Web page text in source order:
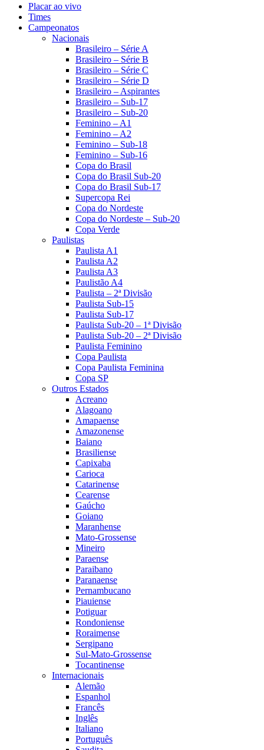
Placar ao vivo
Times
Campeonatos
Nacionais
Brasileiro – Série A
Brasileiro – Série B
Brasileiro – Série C
Brasileiro – Série D
Brasileiro – Aspirantes
Brasileiro – Sub-17
Brasileiro – Sub-20
Feminino – A1
Feminino – A2
Feminino – Sub-18
Feminino – Sub-16
Copa do Brasil
Copa do Brasil Sub-20
Copa do Brasil Sub-17
Supercopa Rei
Copa do Nordeste
Copa do Nordeste – Sub-20
Copa Verde
Paulistas
Paulista A1
Paulista A2
Paulista A3
Paulistão A4
Paulista – 2ª Divisão
Paulista Sub-15
Paulista Sub-17
Paulista Sub-20 – 1ª Divisão
Paulista Sub-20 – 2ª Divisão
Paulista Feminino
Copa Paulista
Copa Paulista Feminina
Copa SP
Outros Estados
Acreano
Alagoano
Amapaense
Amazonense
Baiano
Brasiliense
Capixaba
Carioca
Catarinense
Cearense
Gaúcho
Goiano
Maranhense
Mato-Grossense
Mineiro
Paraense
Paraibano
Paranaense
Pernambucano
Piauiense
Potiguar
Rondoniense
Roraimense
Sergipano
Sul-Mato-Grossense
Tocantinense
Internacionais
Alemão
Espanhol
Francês
Inglês
Italiano
Português